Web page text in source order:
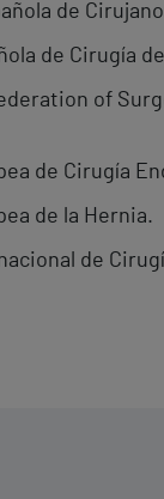
de
de Cirugía
of
de Cirugía
de la Hernia.
de